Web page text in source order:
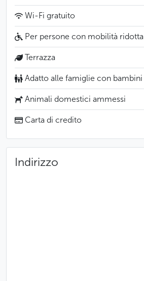
Wi-Fi gratuito
Per persone con mobilità ridotta
Terrazza
Adatto alle famiglie con bambini
Animali domestici ammessi
Carta di credito
Indirizzo